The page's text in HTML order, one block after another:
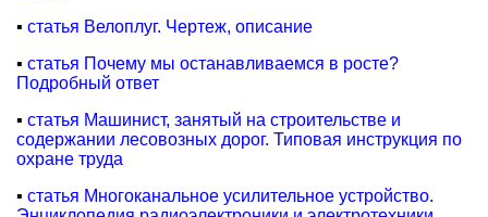
▪ статья Велоплуг. Чертеж, описание
▪ статья Почему мы останавливаемся в росте?
Подробный ответ
▪ статья Машинист, занятый на строительстве и
содержании лесовозных дорог. Типовая инструкция по
охране труда
▪ статья Многоканальное усилительное устройство.